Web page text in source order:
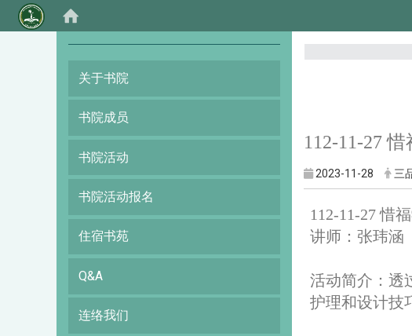
关于书院
书院成员
书院活动
书院活动报名
住宿书苑
Q&A
连络我们
112-11-27
2023-11-28 三
112-11-27 惜
讲师：张玮涵
活动简介： 透
护理和设计技